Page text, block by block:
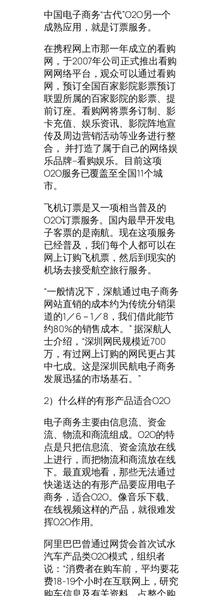
中国电子商务“古代”O2O另一个
成熟应用，就是订票服务。
在携程网上市那一年成立的看购
网，于2007年公司正式推出看购
网网络平台，观众可以通过看购
网，预订全国百家影院影票预订
联盟所属的百家影院的影票、提
前订座。看购网将票务订制、影
卡充值、娱乐资讯、影院阵地宣
传及周边营销活动等业务进行整
合， 并打造了属于自己的网络娱
乐品牌–看购娱乐。目前这项
O2O服务已覆盖至全国11个城
市。
飞机订票是又一项相当普及的
O2O订票服务。国内最早开发电
子客票的是南航。现在这项服务
已经普及，我们每个人都可以在
网上订购飞机票，然后到现实的
机场去接受航空旅行服务。
“一般情况下，深航通过电子商务
网站直销的成本约为传统分销渠
道的1／6－1／8，我们借此能节
约80%的销售成本。” 据深航人
士介绍，“深圳网民规模近700
万，有过网上订购的网民更占其
中七成。这是深圳民航电子商务
发展迅猛的市场基石。”
2）什么样的有形产品适合O2O
电子商务主要由信息流、资金
流、物流和商流组成。O2O的特
点是只把信息流、资金流放在线
上进行，而把物流和商流放在线
下。最直观地看，那些无法通过
快递送达的有形产品要应用电子
商务，适合O2O。像音乐下载、
在线视频这样的产品，就很难发
挥O2O作用。
阿里巴巴曾通过网货会首次试水
汽车产品类O2O模式，组织者
说：“消费者在购车前，平均要花
费18-19个小时在互联网上，研究